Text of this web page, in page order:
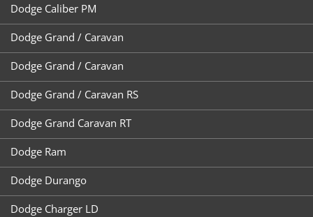
Dodge Caliber PM
Dodge Grand / Caravan
Dodge Grand / Caravan
Dodge Grand / Caravan RS
Dodge Grand Caravan RT
Dodge Ram
Dodge Durango
Dodge Charger LD